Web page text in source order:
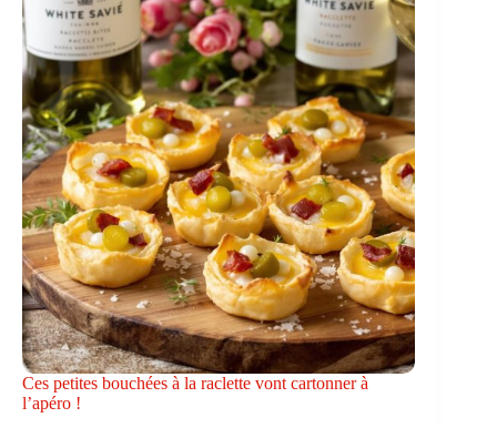
Ces petites bouchées à la raclette vont cartonner à
l’apéro !